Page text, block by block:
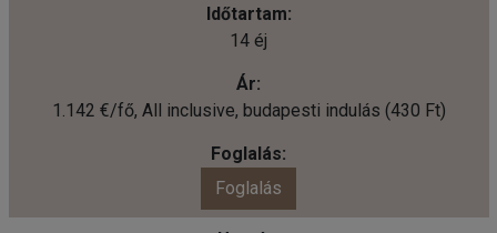
14 éj
1.142 €/fő, All inclusive, budapesti indulás (430 Ft)
Foglalás